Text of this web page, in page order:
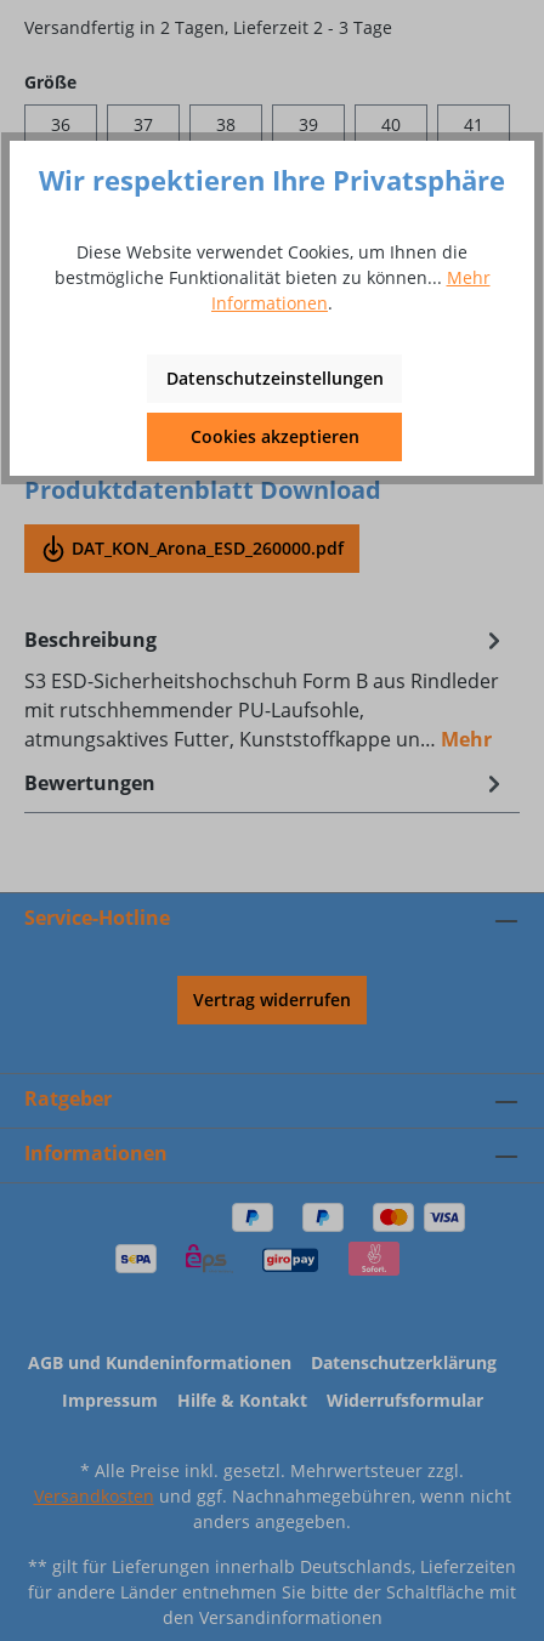
Versandfertig in 2 Tagen, Lieferzeit 2 - 3 Tage
Größeauswählen
36
37 38 39 40 41
42 43 44 45 46 47
Produkt Anzahl: Gib den gewünschten
In den Warenkorb
Zum Merkzettel hinzufügen
8002214
Produktdatenblatt Download
DAT_KON_Arona_ESD_260000.pdf
Beschreibung
S3 ESD-Sicherheitshochschuh Form B aus Rindleder
mit rutschhemmender PU-Laufsohle,
atmungsaktives Futter, Kunststoffkappe un… Mehr
Bewertungen
Service-Hotline
Vertrag widerrufen
Ratgeber
Informationen
AGB und Kundeninformationen
Datenschutzerklärung
Impressum
Hilfe & Kontakt Widerrufsformular
* Alle Preise inkl. gesetzl. Mehrwertsteuer zzgl.
Versandkosten und ggf. Nachnahmegebühren, wenn nicht
anders angegeben.
** gilt für Lieferungen innerhalb Deutschlands, Lieferzeiten
für andere Länder entnehmen Sie bitte der Schaltfläche mit
den Versandinformationen
Wir respektieren Ihre Privatsphäre
Diese Website verwendet Cookies, um Ihnen die
bestmögliche Funktionalität bieten zu können... Mehr
Informationen.
Datenschutzeinstellungen
Cookies akzeptieren